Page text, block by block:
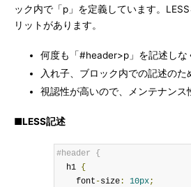
ック内で「p」を定義しています。
リットがあります。
何度も「#header>p」を記述しな
入れ子、ブロック内での記述の
視認性が高いので、メンテナンス
■LESS記述
#header {
  h1
{
    font
-size: 10px;